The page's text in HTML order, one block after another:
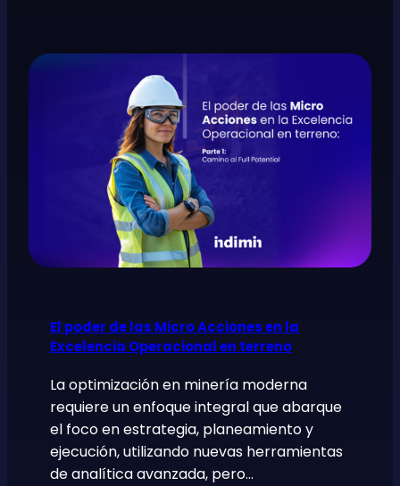
El poder de las Micro Acciones en la
Excelencia Operacional en terreno
La optimización en minería moderna
requiere un enfoque integral que abarque
el foco en estrategia, planeamiento y
ejecución, utilizando nuevas herramientas
de analítica avanzada, pero…